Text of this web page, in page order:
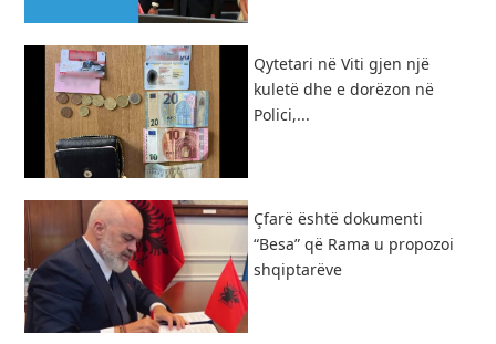
Qytetari në Viti gjen një
kuletë dhe e dorëzon në
Polici,...
Çfarë është dokumenti
“Besa” që Rama u propozoi
shqiptarëve